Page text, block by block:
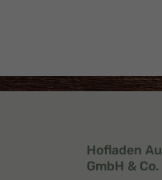
Hofladen
GmbH & Co.